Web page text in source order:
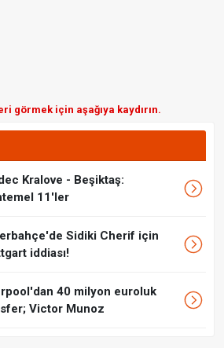
görmek için aşağıya kaydırın.
Kralove - Beşiktaş:
11'ler
Sidiki Cherif için
iddiası!
40 milyon euroluk
Victor Munoz